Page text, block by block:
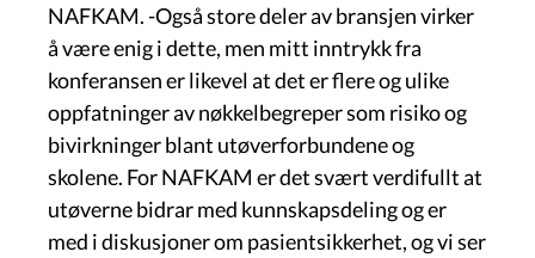
NAFKAM. -Også store deler av bransjen virker
å være enig i dette, men mitt inntrykk fra
konferansen er likevel at det er flere og ulike
oppfatninger av nøkkelbegreper som risiko og
bivirkninger blant utøverforbundene og
skolene. For NAFKAM er det svært verdifullt at
utøverne bidrar med kunnskapsdeling og er
med i diskusjoner om pasientsikkerhet, og vi ser